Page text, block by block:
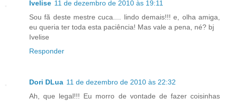
Ivelise 11 de dezembro de 2010 às 19:11
Sou fã deste mestre cuca.... lindo demais!!! e, olha amiga,
eu queria ter toda esta paciência! Mas vale a pena, né? bj
Ivelise
Responder
Dori DLua 11 de dezembro de 2010 às 22:32
Ah, que legal!!! Eu morro de vontade de fazer coisinhas